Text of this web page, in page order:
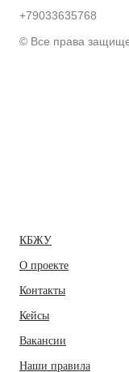
+79033635768
© Все права
КБЖУ
О проекте
Контакты
Кейсы
Вакансии
Наши правила